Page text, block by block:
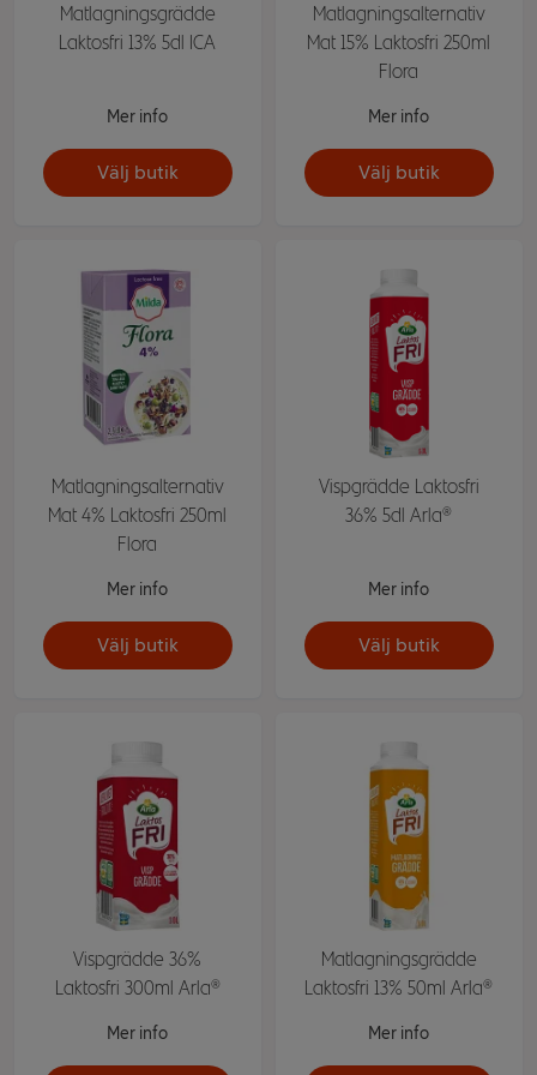
Matlagningsgrädde
Laktosfri 13% 5dl ICA
Mer info
Välj butik
Matlagningsalternativ
Mat 15% Laktosfri 250ml
Flora
Mer info
Välj butik
Matlagningsalternativ
Mat 4% Laktosfri 250ml
Flora
Mer info
Välj butik
Vispgrädde Laktosfri
36% 5dl Arla®
Mer info
Välj butik
Vispgrädde 36%
Laktosfri 300ml Arla®
Mer info
Matlagningsgrädde
Laktosfri 13% 50ml Arla®
Mer info